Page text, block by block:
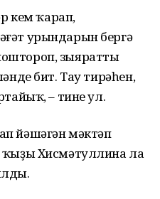
кем ҡарап,
урын­дарын бергә
зыяратты
бит. Тау тирәһен,
– тине ул.
йәшәгән мәктәп
Хисмәтуллина ла